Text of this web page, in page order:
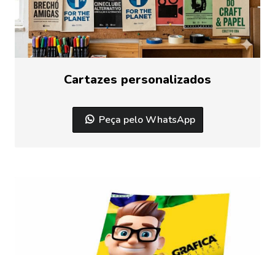
Cartazes personalizados
Peça pelo WhatsApp